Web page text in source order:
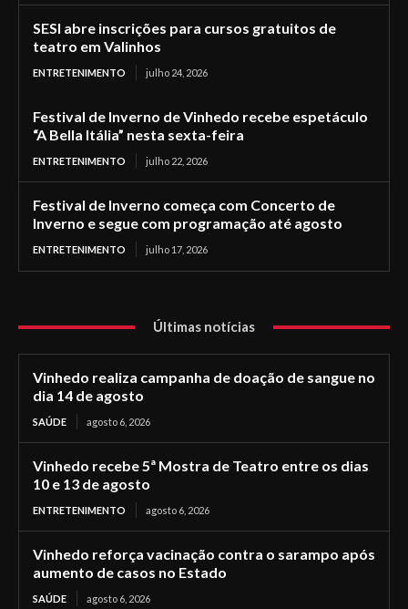
SESI abre inscrições para cursos gratuitos de
teatro em Valinhos
ENTRETENIMENTO julho 24, 2026
Festival de Inverno de Vinhedo recebe espetáculo
“A Bella Itália” nesta sexta-feira
ENTRETENIMENTO julho 22, 2026
Festival de Inverno começa com Concerto de
Inverno e segue com programação até agosto
ENTRETENIMENTO julho 17, 2026
Últimas notícias
Vinhedo realiza campanha de doação de sangue no
dia 14 de agosto
SAÚDE agosto 6, 2026
Vinhedo recebe 5ª Mostra de Teatro entre os dias
10 e 13 de agosto
ENTRETENIMENTO agosto 6, 2026
Vinhedo reforça vacinação contra o sarampo após
aumento de casos no Estado
SAÚDE agosto 6, 2026